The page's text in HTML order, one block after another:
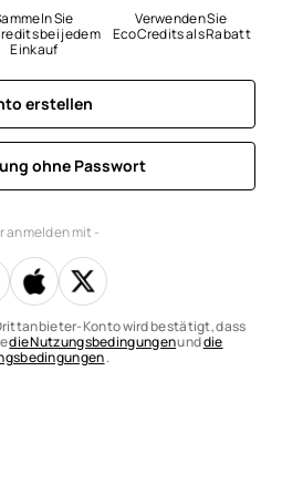
Sie
bei jedem
Einkauf
Verwenden Sie
EcoCredits als Rabatt
erstellen
ohne Passwort
anmelden mit -
Konto wird bestätigt, dass
die Nutzungsbedingungenunddie
.